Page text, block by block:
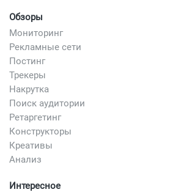
Обзоры
Мониторинг
Рекламные сети
Постинг
Трекеры
Накрутка
Поиск аудитории
Ретаргетинг
Конструкторы
Креативы
Анализ
Интересное